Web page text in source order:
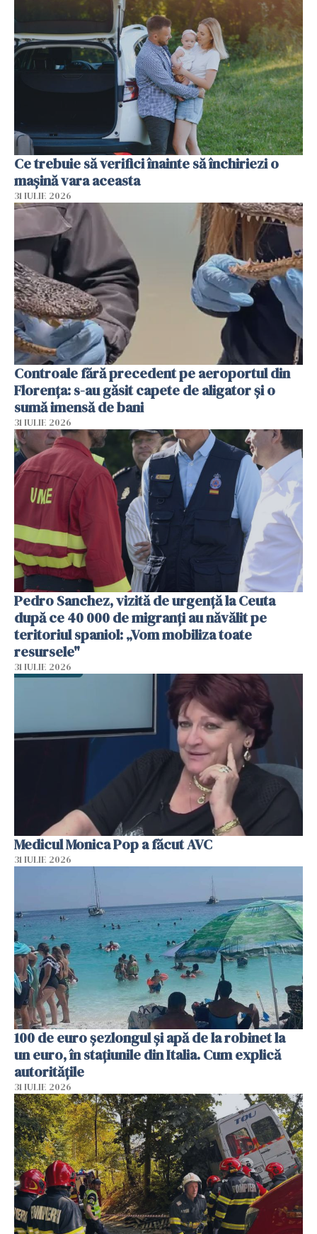
Ce trebuie să verifici înainte să închiriezi o
mașină vara aceasta
31 IULIE 2026
Controale fără precedent pe aeroportul din
Florența: s-au găsit capete de aligator și o
sumă imensă de bani
31 IULIE 2026
Pedro Sanchez, vizită de urgență la Ceuta
după ce 40 000 de migranți au năvălit pe
teritoriul spaniol: „Vom mobiliza toate
resursele"
31 IULIE 2026
Medicul Monica Pop a făcut AVC
31 IULIE 2026
100 de euro șezlongul și apă de la robinet la
un euro, în stațiunile din Italia. Cum explică
autoritățile
31 IULIE 2026